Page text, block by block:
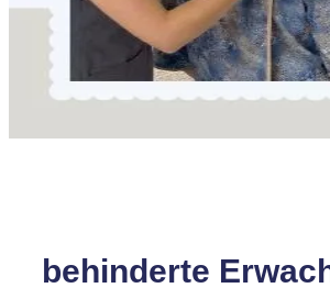
behinderte